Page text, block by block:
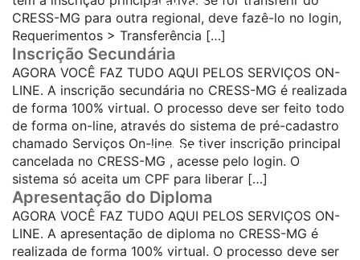
CRESS-MG para outra regional, deve fazê-lo no login,
Requerimentos > Transferência […]
SAIBA MAIS...
Inscrição Secundária
AGORA VOCÊ FAZ TUDO AQUI PELOS SERVIÇOS ON-
LINE. A inscrição secundária no CRESS-MG é realizada
de forma 100% virtual. O processo deve ser feito todo
de forma on-line, através do sistema de pré-cadastro
chamado Serviços On-line. Se tiver inscrição principal
cancelada no CRESS-MG , acesse pelo login. O
sistema só aceita um CPF para liberar […]
SAIBA MAIS...
Apresentação do Diploma
AGORA VOCÊ FAZ TUDO AQUI PELOS SERVIÇOS ON-
LINE. A apresentação de diploma no CRESS-MG é
realizada de forma 100% virtual. O processo deve ser